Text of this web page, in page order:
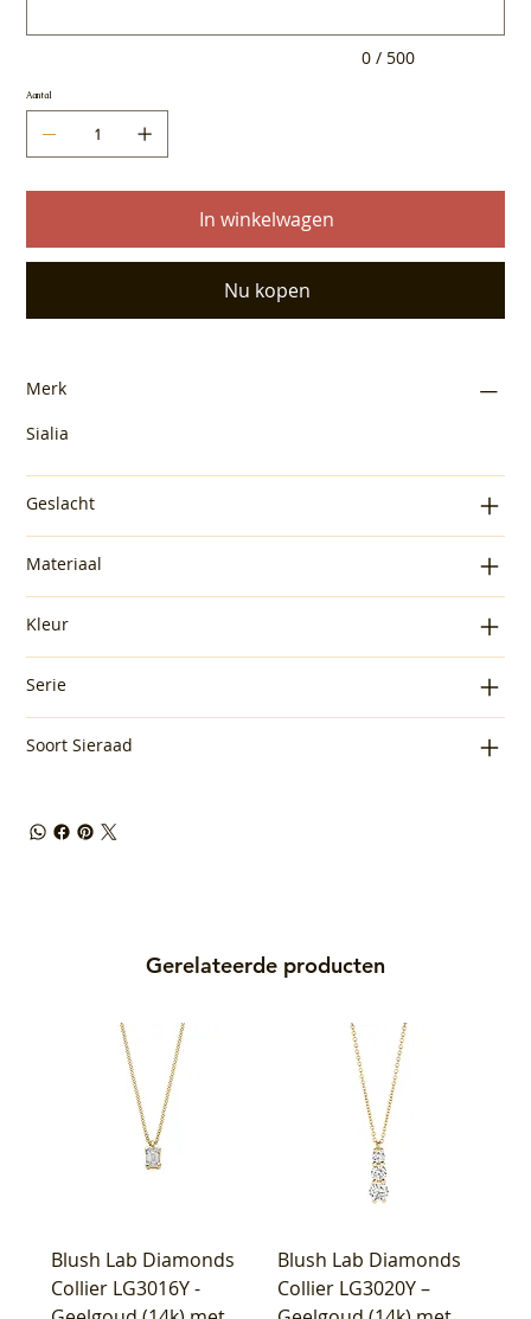
0 / 500
Aantal
In winkelwagen
Nu kopen
Merk
Sialia
Geslacht
Materiaal
Kleur
Serie
Soort Sieraad
Gerelateerde producten
Blush Lab Diamonds
Collier LG3016Y -
Blush Lab Diamonds
Collier LG3020Y –